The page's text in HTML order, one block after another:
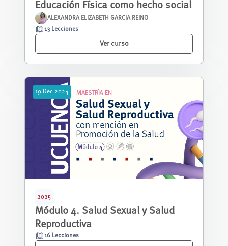
Educación Física como hecho social
ALEXANDRA ELIZABETH GARCIA REINO
13 Lecciones
Ver curso
19 Dec 2024
2025
Módulo 4. Salud Sexual y Salud
Reproductiva
16 Lecciones